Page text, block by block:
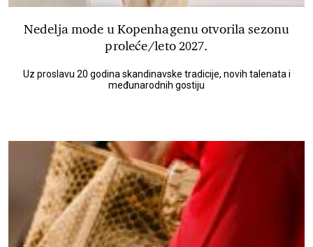
Nedelja mode u Kopenhagenu otvorila sezonu
proleće/leto 2027.
Uz proslavu 20 godina skandinavske tradicije, novih talenata i
međunarodnih gostiju